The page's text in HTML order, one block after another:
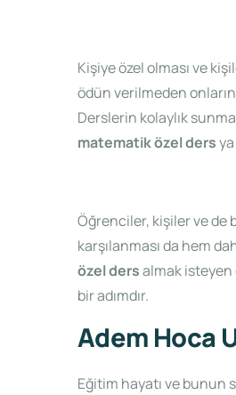
Kişiye özel olması ve
ödün verilmeden
Derslerin kolaylık
matematik özel ders
Öğrenciler, kişiler ve de
karşılanması da hem
özel dersalmak
bir adımdır.
Adem Hoca
Eğitim hayatı ve bunun